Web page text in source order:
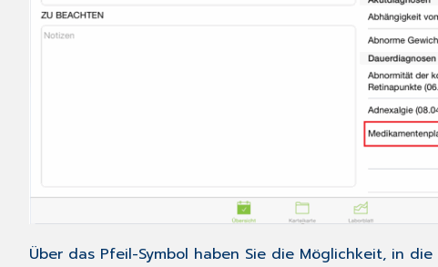
Über das Pfeil-Symbol haben Sie die Möglichkeit, in die